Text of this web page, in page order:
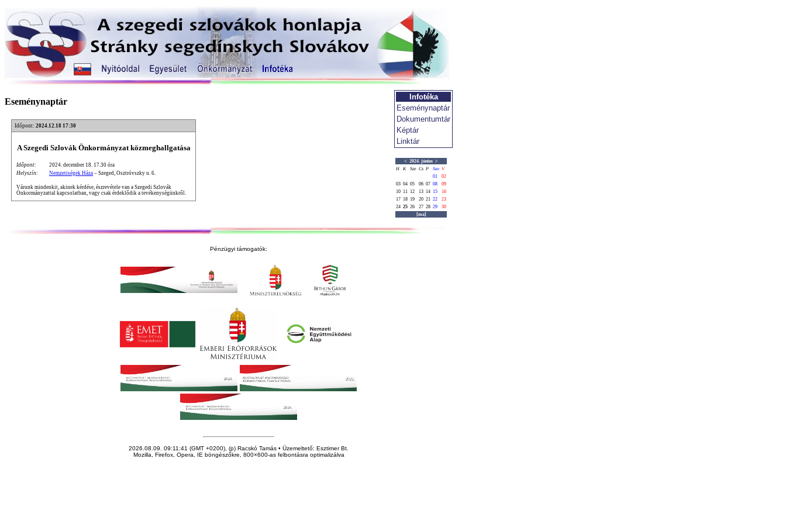
Eseménynaptár
Időpont: 2024.12.18 17:30
A Szegedi Szlovák Önkormányzat közmeghallgatása
Időpont:
2024. december 18. 17.30 óra
Helyszín:
Nemzetiségek Háza – Szeged, Osztróvszky u. 6.
Várunk mindenkit, akinek kérdése, észrevétele van a Szegedi Szlovák
Önkormányzattal kapcsolatban, vagy csak érdeklődik a tevékenységünkről.
Infotéka
Eseménynaptár
Dokumentumtár
Képtár
Linktár
< 2024. június >
H
K Sze Cs P Szo V
01
02
03 04 05 06 07 08
09
10 11 12 13 14 15
16
17 18 19 20 21 22
23
24 25 26 27 28 29
30
[ma]
Pénzügyi támogatók:
2026.08.09. 09:11:41 (GMT +0200), (p) Racskó Tamás • Üzemeltető: Esztimer Bt.
Mozilla, Firefox, Opera, IE böngészőkre, 800×600-as felbontásra optimalizálva